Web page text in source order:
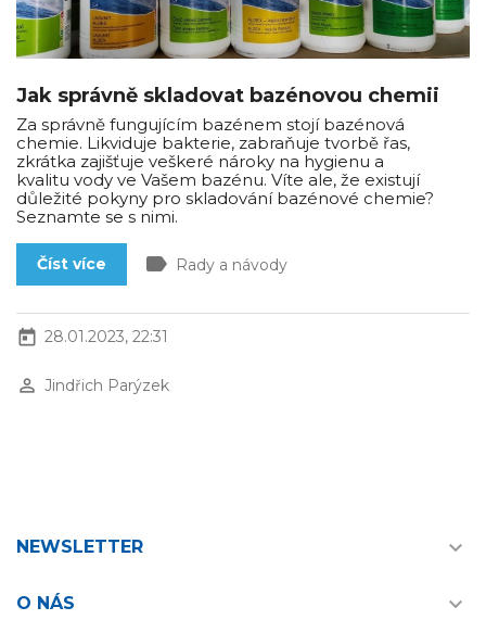
Jak správně skladovat bazénovou chemii
Za správně fungujícím bazénem stojí bazénová
chemie. Likviduje bakterie, zabraňuje tvorbě řas,
zkrátka zajišťuje veškeré nároky na hygienu a
kvalitu vody ve Vašem bazénu. Víte ale, že existují
důležité pokyny pro skladování bazénové chemie?
Seznamte se s nimi.
Číst více label Rady a návody
today 28.01.2023, 22:31
perm_identity Jindřich Parýzek
NEWSLETTER 
O NÁS 